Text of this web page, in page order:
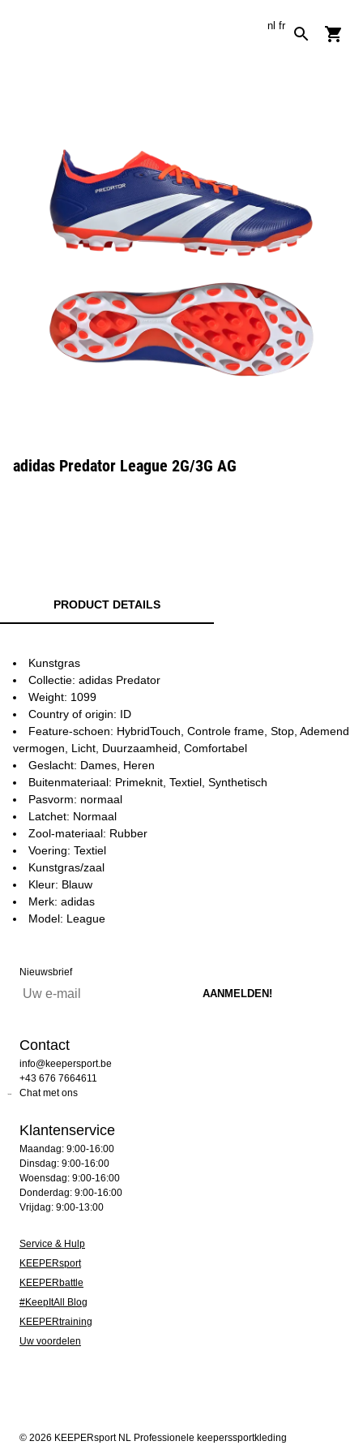
nl fr
adidas Predator League 2G/3G AG
PRODUCT DETAILS
Kunstgras
Collectie: adidas Predator
Weight: 1099
Country of origin: ID
Feature-schoen: HybridTouch, Controle frame, Stop, Ademend
vermogen, Licht, Duurzaamheid, Comfortabel
Geslacht: Dames, Heren
Buitenmateriaal: Primeknit, Textiel, Synthetisch
Pasvorm: normaal
Latchet: Normaal
Zool-materiaal: Rubber
Voering: Textiel
Kunstgras/zaal
Kleur: Blauw
Merk: adidas
Model: League
Nieuwsbrief
Contact
info@keepersport.be
+43 676 7664611
Chat met ons
Klantenservice
Maandag: 9:00-16:00
Dinsdag: 9:00-16:00
Woensdag: 9:00-16:00
Donderdag: 9:00-16:00
Vrijdag: 9:00-13:00
Service & Hulp
KEEPERsport
KEEPERbattle
#KeepItAll Blog
KEEPERtraining
Uw voordelen
© 2026 KEEPERsport NL Professionele keeperssportkleding